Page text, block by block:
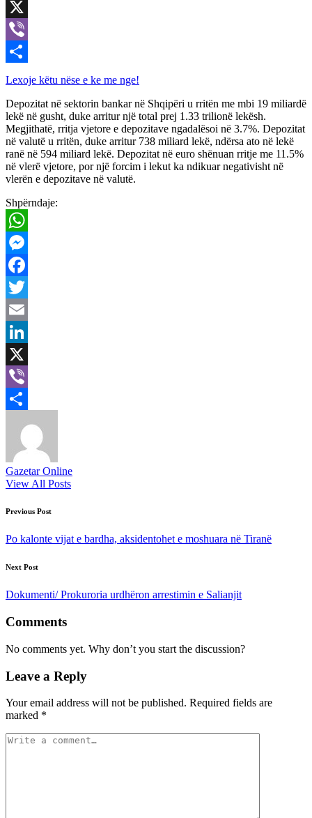
LinkedIn
X
Viber
Share
Lexoje këtu nëse e ke me nge!
Depozitat në sektorin bankar në Shqipëri u rritën me mbi 19 miliardë
lekë në gusht, duke arritur një total prej 1.33 trilionë lekësh.
Megjithatë, rritja vjetore e depozitave ngadalësoi në 3.7%. Depozitat
në valutë u rritën, duke arritur 738 miliard lekë, ndërsa ato në lekë
ranë në 594 miliard lekë. Depozitat në euro shënuan rritje me 11.5%
në vlerë vjetore, por një forcim i lekut ka ndikuar negativisht në
vlerën e depozitave në valutë.
Shpërndaje:
WhatsApp
Messenger
Facebook
Twitter
Email
LinkedIn
X
Viber
Gazetar Online
View All Posts
Post
navigation
Previous Post
Po kalonte vijat e bardha, aksidentohet e moshuara në Tiranë
Next Post
Dokumenti/ Prokuroria urdhëron arrestimin e Salianjit
Comments
No comments yet. Why don’t you start the discussion?
Leave a Reply
Your email address will not be published. Required fields are
marked *